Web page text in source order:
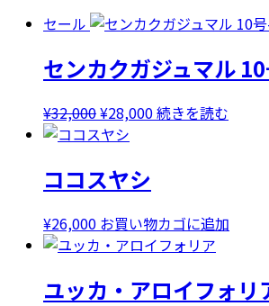
セール
センカクガジュマル
¥32,000元
の
格
は
¥32,000
で
た。
¥28,000現
は
¥28,000
す。
続きを読む
ココスヤシ
¥26,000 お買い物カゴに追加
ユッカ・アロイフォリ